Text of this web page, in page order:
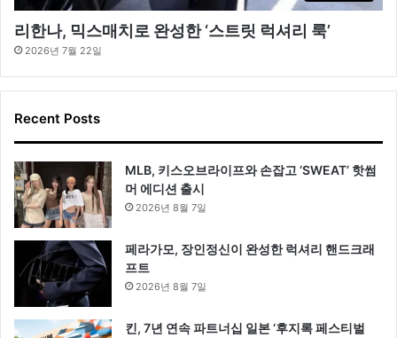
리한나, 믹스매치로 완성한 ‘스트릿 럭셔리 룩’
2026년 7월 22일
Recent Posts
MLB, 키스오브라이프와 손잡고 ‘SWEAT’ 핫썸
머 에디션 출시
2026년 8월 7일
페라가모, 장인정신이 완성한 럭셔리 핸드크래
프트
2026년 8월 7일
킨, 7년 연속 파트너십 일본 ‘후지록 페스티벌